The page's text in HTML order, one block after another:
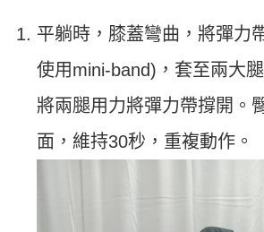
平躺時，膝蓋彎曲，將彈力
使用mini-band)，套至兩大
將兩腿用力將彈力帶撐開。
面，維持30秒，重複動作。